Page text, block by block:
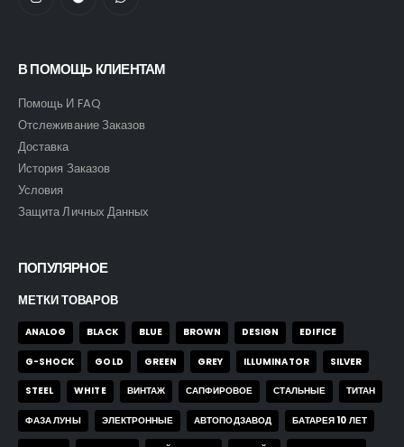
В ПОМОЩЬ КЛИЕНТАМ
Помощь И FAQ
Отслеживание Заказов
Доставка
История Заказов
Условия
Защита Личных Данных
ПОПУЛЯРНОЕ
МЕТКИ ТОВАРОВ
ANALOG BLACK BLUE BROWN DESIGN EDIFICE
G-SHOCK GOLD GREEN GREY ILLUMINATOR SILVER
STEEL WHITE ВИНТАЖ САПФИРОВОЕ СТАЛЬНЫЕ ТИТАН
ФАЗА ЛУНЫ ЭЛЕКТРОННЫЕ АВТОПОДЗАВОД БАТАРЕЯ 10 ЛЕТ